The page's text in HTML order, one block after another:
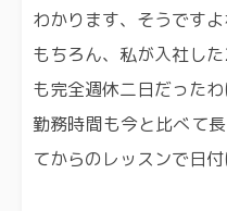
わかります、そうですよ
もちろん、私が入社し
も完全週休二日だったわ
勤務時間も今と比べて
てからのレッスンで日付